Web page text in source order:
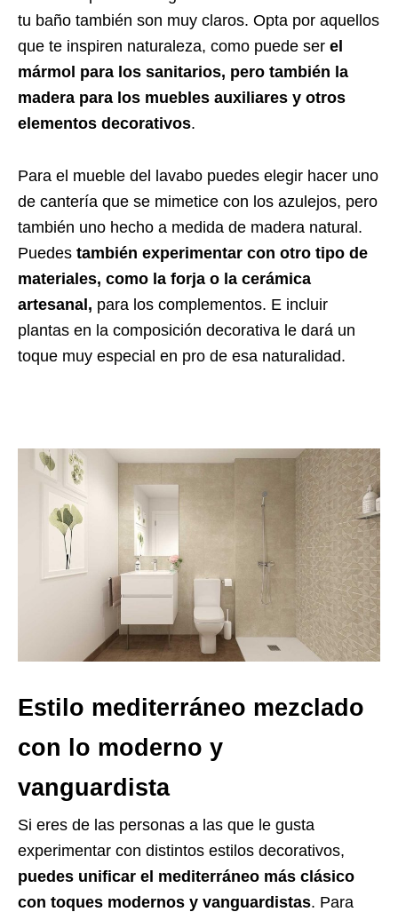
tu baño también son muy claros. Opta por aquellos
que te inspiren naturaleza, como puede ser el
mármol para los sanitarios, pero también la
madera para los muebles auxiliares y otros
elementos decorativos.
Para el mueble del lavabo puedes elegir hacer uno
de cantería que se mimetice con los azulejos, pero
también uno hecho a medida de madera natural.
Puedes también experimentar con otro tipo de
materiales, como la forja o la cerámica
artesanal, para los complementos. E incluir
plantas en la composición decorativa le dará un
toque muy especial en pro de esa naturalidad.
Estilo mediterráneo mezclado
con lo moderno y
vanguardista
Si eres de las personas a las que le gusta
experimentar con distintos estilos decorativos,
puedes unificar el mediterráneo más clásico
con toques modernos y vanguardistas. Para